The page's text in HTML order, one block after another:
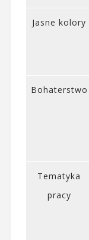
Jasne kolory
Bohaterstwo
Tematyka
pracy